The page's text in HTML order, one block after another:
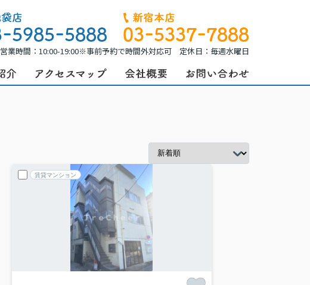
営業時間：10:00-19:00※事前予約で時間外対応可 定休日：毎週水曜日
賃貸マンション